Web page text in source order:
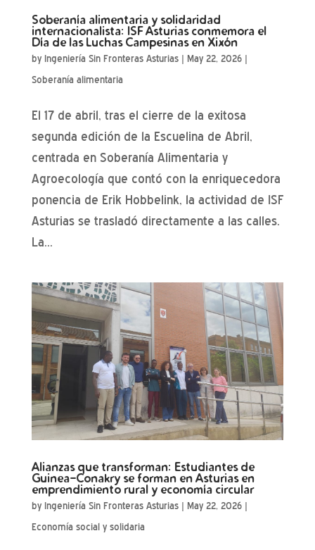
Soberanía alimentaria y solidaridad
internacionalista: ISF Asturias conmemora el
Día de las Luchas Campesinas en Xixón
by Ingeniería Sin Fronteras Asturias| May 22, 2026|
Soberanía alimentaria
El 17 de abril, tras el cierre de la exitosa
segunda edición de la Escuelina de Abril,
centrada en Soberanía Alimentaria y
Agroecología que contó con la enriquecedora
ponencia de Erik Hobbelink, la actividad de ISF
Asturias se trasladó directamente a las calles.
La...
Alianzas que transforman: Estudiantes de
Guinea-Conakry se forman en Asturias en
emprendimiento rural y economía circular
by Ingeniería Sin Fronteras Asturias| May 22, 2026|
Economía social y solidaria